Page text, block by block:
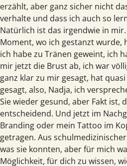
erzählt, aber ganz sicher nicht
verhalte und dass ich auch so
Natürlich ist das irgendwie in
Moment, wo ich gestanzt
ich habe zu Tränen geweint, ich
mir jetzt die Brust ab, ich war
ganz klar zu mir gesagt, hat
gesagt, also, Nadja, ich
Sie wieder gesund, aber Fakt ist,
entscheidend. Und jetzt im
Branding oder mein Tattoo im
getragen. Aus
was sie konnten, aber für mich
Möglichkeit, für dich zu wissen,